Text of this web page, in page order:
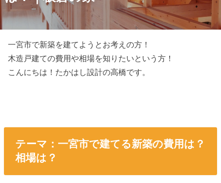
一宮市で新築を建てようとお考えの方！
木造戸建ての費用や相場を知りたいという方！
こんにちは！たかはし設計の高橋です。
テーマ：一宮市で建てる新築の費用は？
相場は？